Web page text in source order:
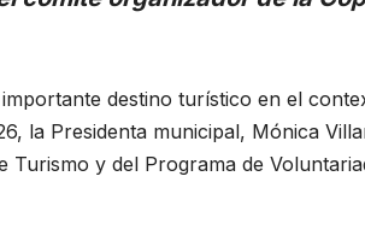
destino turístico en el
la Presidenta municipal, Mónica
y del Programa de